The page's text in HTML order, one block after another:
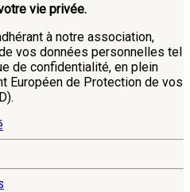
vie privée.
à notre association,
vos données personnelles tel
de confidentialité, en plein
Européen de Protection de vos